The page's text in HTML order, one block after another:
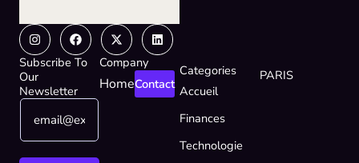
InstagramFacebook
X-
twitter
Linkedin
Subscribe To
Our
Newsletter
*
m
a
E
a
Company
HomeContact
Categories
Accueil
Finances
Technologie
PARIS